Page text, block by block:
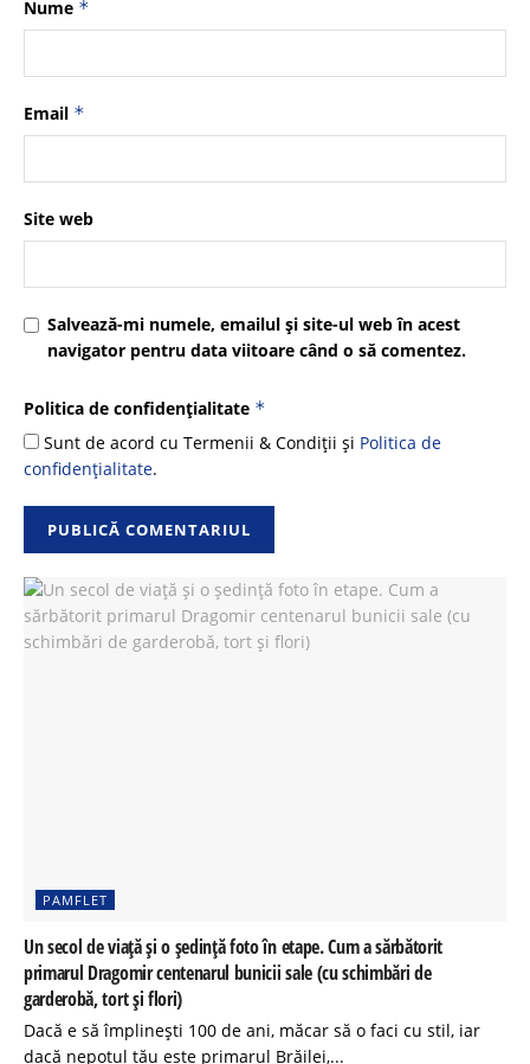
Nume *
Email *
Site web
Salvează-mi numele, emailul și site-ul web în acest
navigator pentru data viitoare când o să comentez.
Politica de confidențialitate *
Sunt de acord cu Termenii & Condiții și Politica de
confidențialitate.
PAMFLET
Un secol de viață și o ședință foto în etape. Cum a sărbătorit
primarul Dragomir centenarul bunicii sale (cu schimbări de
garderobă, tort și flori)
Dacă e să împlinești 100 de ani, măcar să o faci cu stil, iar
dacă nepotul tău este primarul Brăilei,...